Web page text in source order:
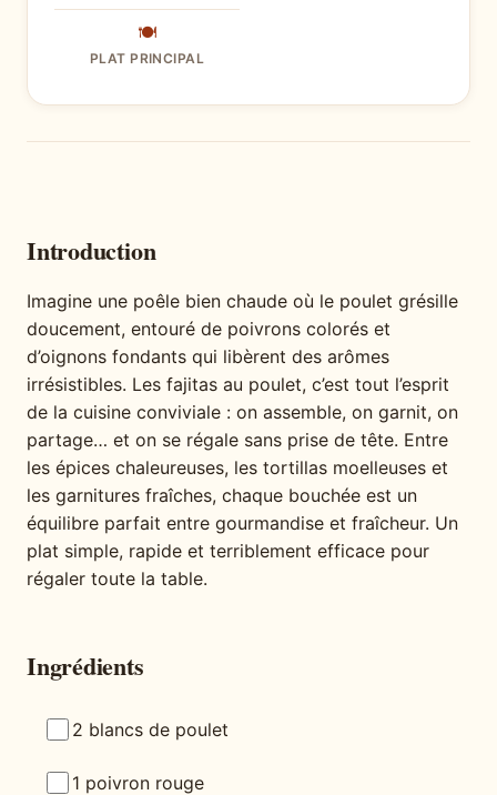
🍽
PLAT PRINCIPAL
Introduction
Imagine une poêle bien chaude où le poulet grésille
doucement, entouré de poivrons colorés et
d’oignons fondants qui libèrent des arômes
irrésistibles. Les fajitas au poulet, c’est tout l’esprit
de la cuisine conviviale : on assemble, on garnit, on
partage… et on se régale sans prise de tête. Entre
les épices chaleureuses, les tortillas moelleuses et
les garnitures fraîches, chaque bouchée est un
équilibre parfait entre gourmandise et fraîcheur. Un
plat simple, rapide et terriblement efficace pour
régaler toute la table.
Ingrédients
2 blancs de poulet
1 poivron rouge